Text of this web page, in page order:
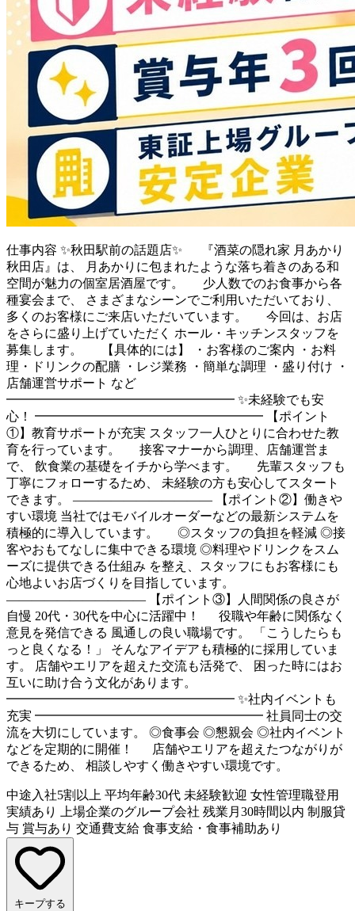
仕事内容 ✨秋田駅前の話題店✨ 『酒菜の隠れ家 月あかり
秋田店』は、 月あかりに包まれたような落ち着きのある和
空間が魅力の個室居酒屋です。 少人数でのお食事から各
種宴会まで、 さまざまなシーンでご利用いただいており、
多くのお客様にご来店いただいています。 今回は、お店
をさらに盛り上げていただく ホール・キッチンスタッフを
募集します。 【具体的には】 ・お客様のご案内 ・お料
理・ドリンクの配膳 ・レジ業務 ・簡単な調理 ・盛り付け ・
店舗運営サポート など
━━━━━━━━━━━━━━━━━━ ✨未経験でも安
心！ ━━━━━━━━━━━━━━━━━━ 【ポイント
①】教育サポートが充実 スタッフ一人ひとりに合わせた教
育を行っています。 接客マナーから調理、店舗運営ま
で、 飲食業の基礎をイチから学べます。 先輩スタッフも
丁寧にフォローするため、 未経験の方も安心してスタート
できます。 ――――――――――― 【ポイント②】働きや
すい環境 当社ではモバイルオーダーなどの最新システムを
積極的に導入しています。 ◎スタッフの負担を軽減 ◎接
客やおもてなしに集中できる環境 ◎料理やドリンクをスム
ーズに提供できる仕組み を整え、スタッフにもお客様にも
心地よいお店づくりを目指しています。
――――――――――― 【ポイント③】人間関係の良さが
自慢 20代・30代を中心に活躍中！ 役職や年齢に関係なく
意見を発信できる 風通しの良い職場です。 「こうしたらも
っと良くなる！」 そんなアイデアも積極的に採用していま
す。 店舗やエリアを超えた交流も活発で、 困った時にはお
互いに助け合う文化があります。
━━━━━━━━━━━━━━━━━━ ✨社内イベントも
充実 ━━━━━━━━━━━━━━━━━━ 社員同士の交
流を大切にしています。 ◎食事会 ◎懇親会 ◎社内イベント
などを定期的に開催！ 店舗やエリアを超えたつながりが
できるため、 相談しやすく働きやすい環境です。
中途入社5割以上 平均年齢30代 未経験歓迎 女性管理職登用
実績あり
上場企業のグループ会社 残業月30時間以内 制服貸
与 賞与あり 交通費支給 食事支給・食事補助あり
キープする